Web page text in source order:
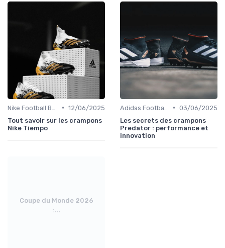
• 12/06/2025
Tout savoir sur les crampons
Nike Tiempo
• 03/06/2025
Les secrets des crampons
Predator : performance et
innovation
Coupe du Monde 2026
:...